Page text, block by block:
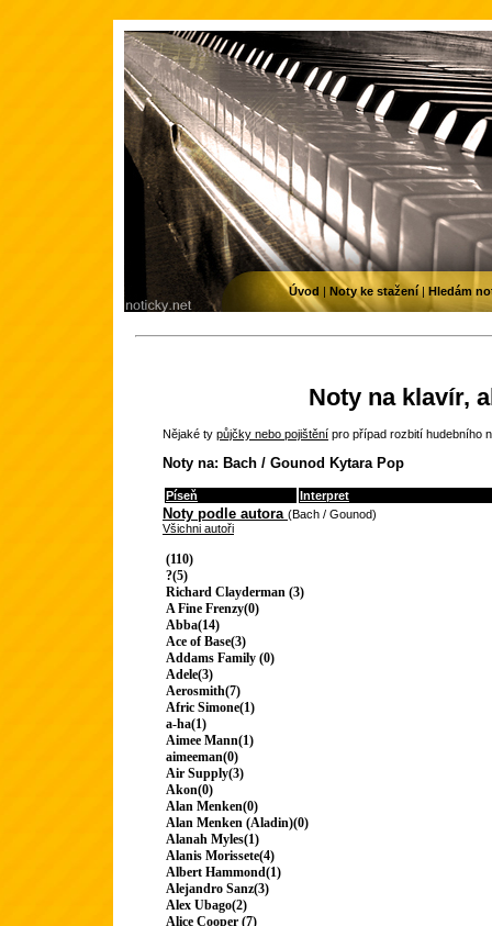
Noty na klavír,
Nějaké ty půjčky nebo pojištění pro případ rozbití hudebního
Noty na: Bach / Gounod Kytara Pop
Píseň Interpret
Noty podle autora (Bach / Gounod)
Všichni autoři
(110)
?(5)
Richard Clayderman (3)
A Fine Frenzy(0)
Abba(14)
Ace of Base(3)
Addams Family (0)
Adele(3)
Aerosmith(7)
Afric Simone(1)
a-ha(1)
Aimee Mann(1)
aimeeman(0)
Air Supply(3)
Akon(0)
Alan Menken(0)
Alan Menken (Aladin)(0)
Alanah Myles(1)
Alanis Morissete(4)
Albert Hammond(1)
Alejandro Sanz(3)
Alex Ubago(2)
Alice Cooper (7)
Úvod | Noty ke stažení| Hledám